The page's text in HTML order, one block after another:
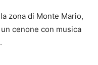
zona di Monte Mario,
cenone con musica